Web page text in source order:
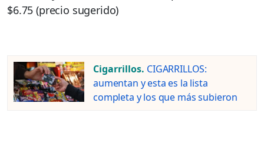
$6.75 (precio sugerido)
Cigarrillos. CIGARRILLOS:
aumentan y esta es la lista
completa y los que más subieron